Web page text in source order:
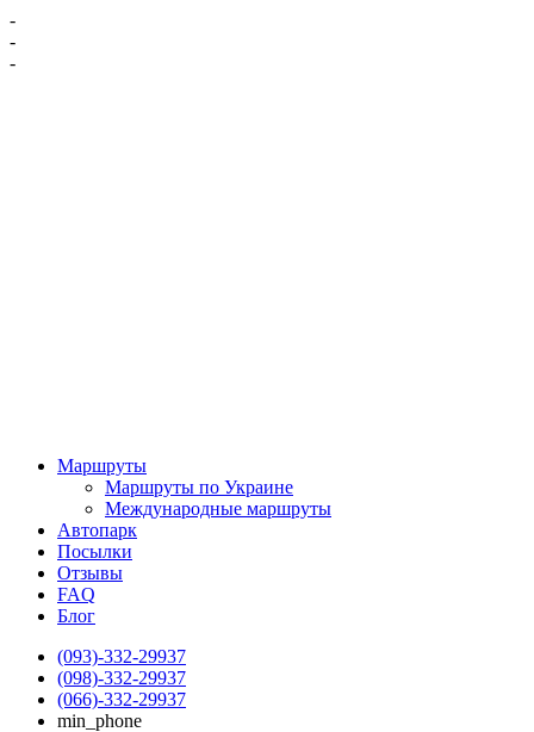
-
-
-
Маршруты
Маршруты по Украине
Международные маршруты
Автопарк
Посылки
Отзывы
FAQ
Блог
(093)-332-29937
(098)-332-29937
(066)-332-29937
min_phone